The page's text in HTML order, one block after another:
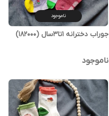
ناموجود
جوراب دخترانه 1تا3سال (182000)
ناموجود